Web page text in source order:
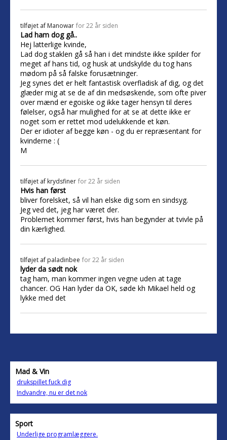
tilføjet af Manowar for 22 år siden
Lad ham dog gå..
Hej latterlige kvinde,
Lad dog staklen gå så han i det mindste ikke spilder for
meget af hans tid, og husk at undskylde du tog hans
mødom på så falske forusætninger.
Jeg synes det er helt fantastisk overfladisk af dig, og det
glæder mig at se de af din medsøskende, som ofte piver
over mænd er egoiske og ikke tager hensyn til deres
følelser, også har mulighed for at se at dette ikke er
noget som er rettet mod udelukkende et køn.
Der er idioter af begge køn - og du er repræsentant for
kvinderne : (
M
tilføjet af krydsfiner for 22 år siden
Hvis han først
bliver forelsket, så vil han elske dig som en sindsyg.
Jeg ved det, jeg har været der.
Problemet kommer først, hvis han begynder at tvivle på
din kærlighed.
tilføjet af paladinbee for 22 år siden
lyder da sødt nok
tag ham, man kommer ingen vegne uden at tage
chancer. OG Han lyder da OK, søde kh Mikael held og
lykke med det
Mad & Vin
drukspillet fuck dig
Indvandre, nu er det nok
Sport
Underlige programlæggere.